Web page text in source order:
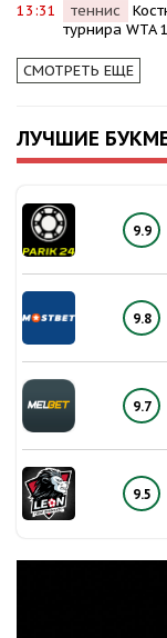
13:31 теннис
турнира WTA
СМОТРЕТЬ ЕЩЕ
ЛУЧШИЕ
9.9
9.8
9.7
9.5